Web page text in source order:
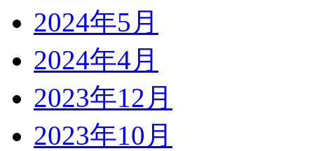
2024年5月
2024年4月
2023年12月
2023年10月